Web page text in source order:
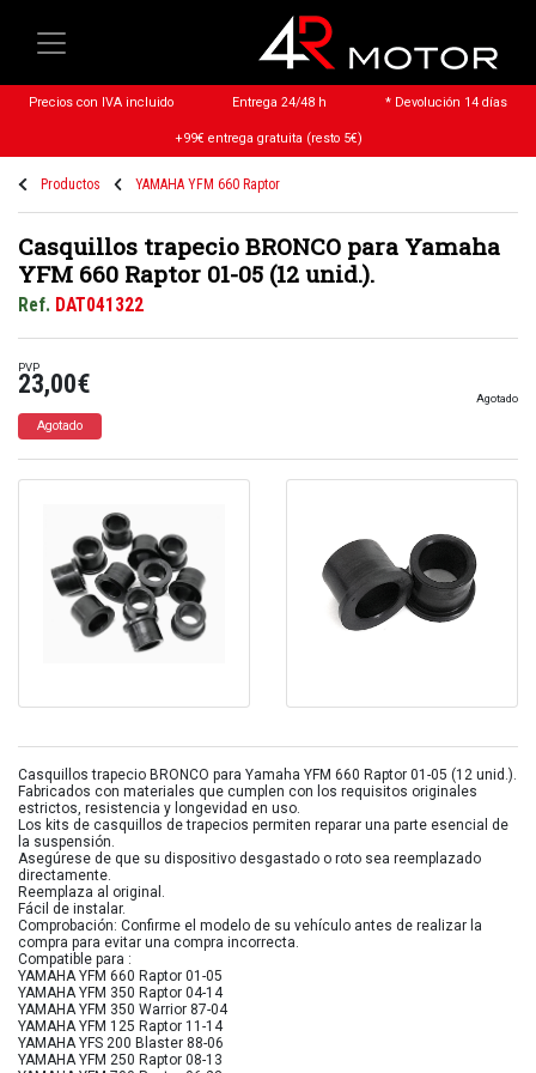
Precios con IVA incluido Entrega 24/48 h * Devolución 14 días
+99€ entrega gratuita (resto 5€)
Productos YAMAHA YFM 660 Raptor
Casquillos trapecio BRONCO para Yamaha
YFM 660 Raptor 01-05 (12 unid.).
Ref. DAT041322
PVP
23,00€
Agotado
Agotado
Casquillos trapecio BRONCO para Yamaha YFM 660 Raptor 01-05 (12 unid.).
Fabricados con materiales que cumplen con los requisitos originales
estrictos, resistencia y longevidad en uso.
Los kits de casquillos de trapecios permiten reparar una parte esencial de
la suspensión.
Asegúrese de que su dispositivo desgastado o roto sea reemplazado
directamente.
Reemplaza al original.
Fácil de instalar.
Comprobación: Confirme el modelo de su vehículo antes de realizar la
compra para evitar una compra incorrecta.
Compatible para :
YAMAHA YFM 660 Raptor 01-05
YAMAHA YFM 350 Raptor 04-14
YAMAHA YFM 350 Warrior 87-04
YAMAHA YFM 125 Raptor 11-14
YAMAHA YFS 200 Blaster 88-06
YAMAHA YFM 250 Raptor 08-13